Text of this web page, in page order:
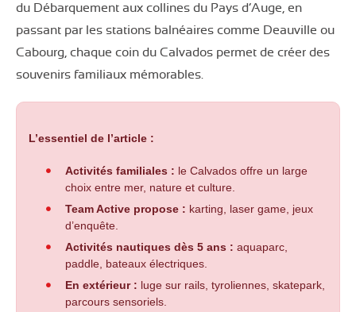
du Débarquement aux collines du Pays d’Auge, en
passant par les stations balnéaires comme Deauville ou
Cabourg, chaque coin du Calvados permet de créer des
souvenirs familiaux mémorables.
L’essentiel de l’article :
Activités familiales : le Calvados offre un large
choix entre mer, nature et culture.
Team Active propose : karting, laser game, jeux
d’enquête.
Activités nautiques dès 5 ans : aquaparc,
paddle, bateaux électriques.
En extérieur : luge sur rails, tyroliennes, skatepark,
parcours sensoriels.